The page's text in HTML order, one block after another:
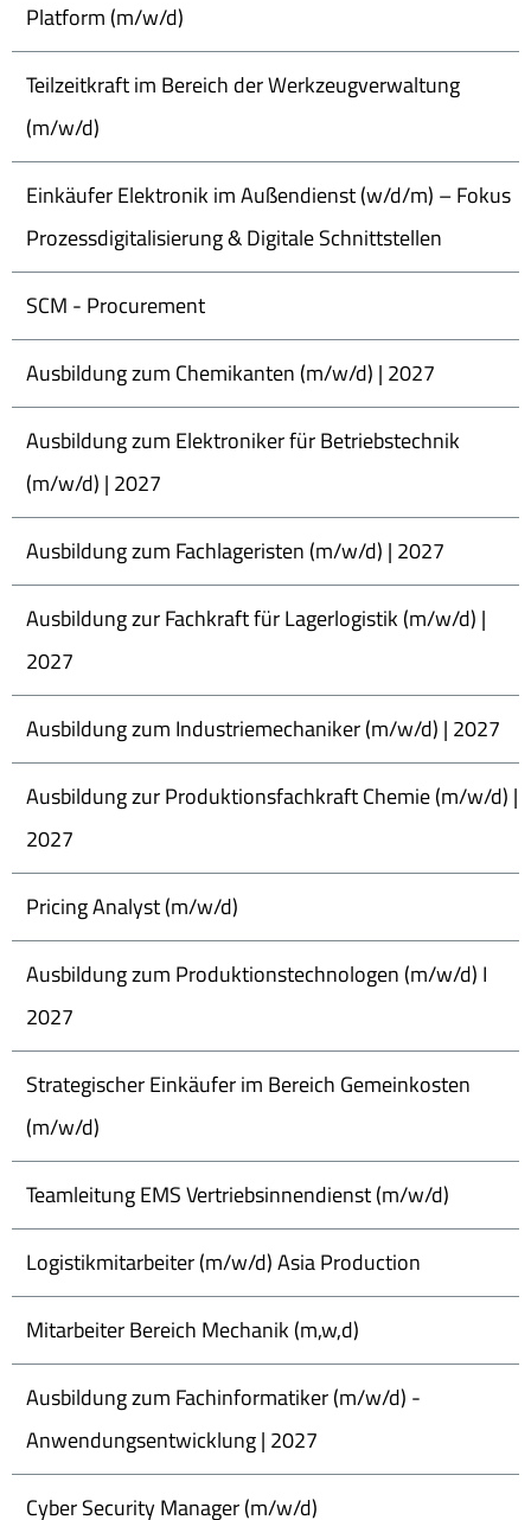
Platform (m/w/d)
Teilzeitkraft im Bereich der Werkzeugverwaltung
(m/w/d)
Einkäufer Elektronik im Außendienst (w/d/m) – Fokus
Prozessdigitalisierung & Digitale Schnittstellen
SCM - Procurement
Ausbildung zum Chemikanten (m/w/d) | 2027
Ausbildung zum Elektroniker für Betriebstechnik
(m/w/d) | 2027
Ausbildung zum Fachlageristen (m/w/d) | 2027
Ausbildung zur Fachkraft für Lagerlogistik (m/w/d) |
2027
Ausbildung zum Industriemechaniker (m/w/d) | 2027
Ausbildung zur Produktionsfachkraft Chemie (m/w/d) |
2027
Pricing Analyst (m/w/d)
Ausbildung zum Produktionstechnologen (m/w/d) I
2027
Strategischer Einkäufer im Bereich Gemeinkosten
(m/w/d)
Teamleitung EMS Vertriebsinnendienst (m/w/d)
Logistikmitarbeiter (m/w/d) Asia Production
Mitarbeiter Bereich Mechanik (m,w,d)
Ausbildung zum Fachinformatiker (m/w/d) -
Anwendungsentwicklung | 2027
Cyber Security Manager (m/w/d)